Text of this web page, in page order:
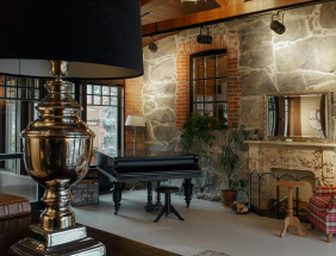
Отель
«Ладожская усадьба»